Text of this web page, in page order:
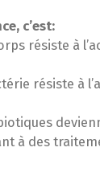
c’est:
résiste à
résiste à
à des